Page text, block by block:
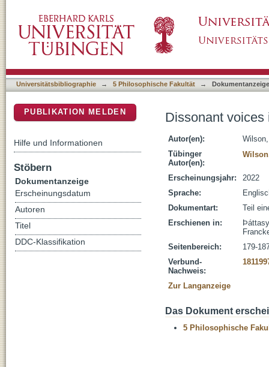
Universitätsbibliographie → 5 Philosophische Fakultät → Dokumentanzeige
Dissonant
Autor(en):
Tübinger
Autor(en):
Erscheinungsjahr:
2022
Sprache:
Dokumentart:
Teil
Erschienen in:
Seitenbereich:
179-
Verbund-
Nachweis:
Zur Langanzeige
Das Dokument
5 Philosophische
PUBLIKATION MELDEN
Hilfe und Informationen
Stöbern
Dokumentanzeige
Erscheinungsdatum
Autoren
Titel
DDC-Klassifikation